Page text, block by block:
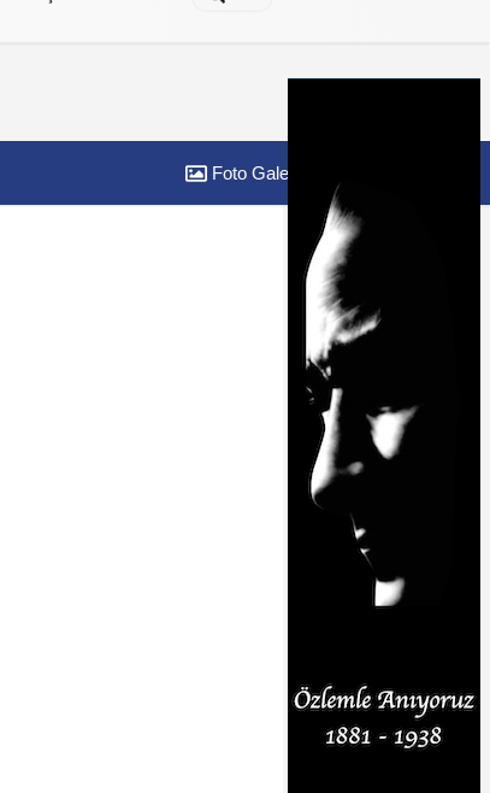
Foto Galeri